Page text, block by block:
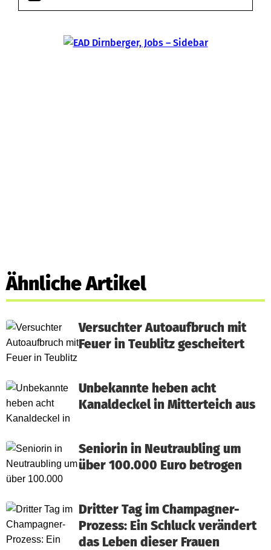
Ähnliche Artikel
Versuchter Autoaufbruch mit
Feuer in Teublitz gescheitert
Unbekannte heben acht
Kanaldeckel in Mitterteich aus
Seniorin in Neutraubling um
über 100.000 Euro betrogen
Dritter Tag im Champagner-
Prozess: Ein Schluck verändert
das Leben dieser Frauen